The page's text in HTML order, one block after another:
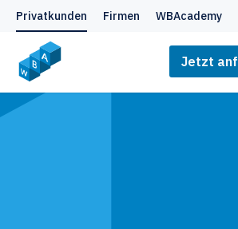
Privatkunden Firmen WBAcademy
Jetzt